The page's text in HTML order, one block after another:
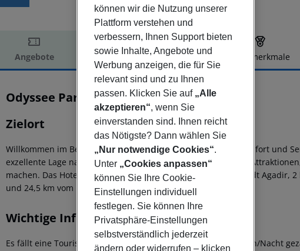
Angebote Hotelbeschreibung Hotelmerkmale
Hotelbeschreibung
Odyssee Park Hotel
4
Zielort
Willkommen im Best Western Odyssee Park Agadir, wo Sie Komfort und
exzellente Lage nahe dem Strand und vielen anderen lokalen
machen. Das Hotel liegt 500 m vom Strand, 1,5 km von der Stadt Agadir,
und 24,5 km vom Flughafen Agadir - Al Massira entfernt.
Wichtige Informationen
Es fällt eine Touristensteuer an, die vor Ort im Hotel pro Person/Nacht
können wir die Nutzung unserer
Plattform verstehen und
verbessern, Ihnen Support bieten
sowie Inhalte, Angebote und
Werbung anzeigen, die für Sie
relevant sind und zu Ihnen
passen. Klicken Sie auf „Alle
akzeptieren“, wenn Sie
einverstanden sind. Ihnen reicht
das Nötigste? Dann wählen Sie
„Nur notwendige Cookies“.
Unter „Cookies anpassen“
können Sie Ihre Cookie-
Einstellungen individuell
festlegen. Sie können Ihre
Privatsphäre-Einstellungen
selbstverständlich jederzeit
ändern oder widerrufen – klicken